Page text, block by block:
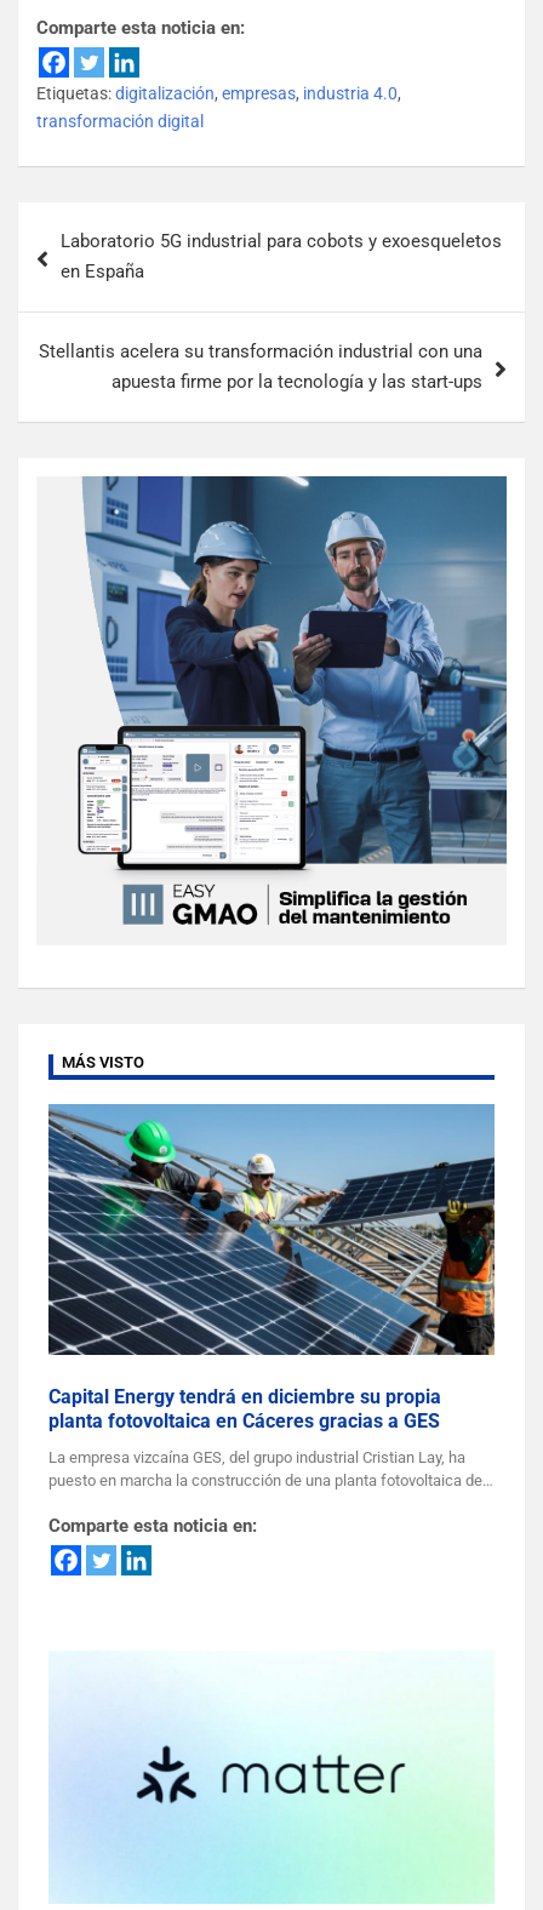
Comparte esta noticia en:
Etiquetas:digitalización, empresas, industria 4.0,
transformación digital
Laboratorio 5G industrial para cobots y exoesqueletos
en España
Stellantis acelera su transformación industrial con una
apuesta firme por la tecnología y las start-ups
MÁS VISTO
Capital Energy tendrá en diciembre su propia
planta fotovoltaica en Cáceres gracias a GES
La empresa vizcaína GES, del grupo industrial Cristian Lay, ha
puesto en marcha la construcción de una planta fotovoltaica de…
Comparte esta noticia en: